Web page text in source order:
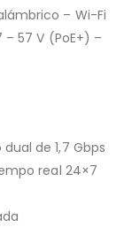
– Wi-Fi
– 57 V (PoE+) –
de 1,7 Gbps
real 24×7